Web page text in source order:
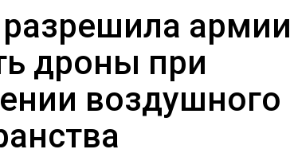
армии
дроны при
воздушного